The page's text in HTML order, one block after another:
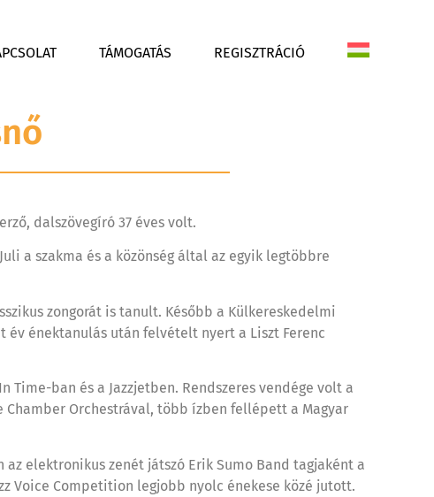
TÁMOGATÁS REGISZTRÁCIÓ
dalszövegíró 37 éves volt.
a szakma és a közönség által az egyik legtöbbre
zongorát is tanult. Később a Külkereskedelmi
énektanulás után felvételt nyert a Liszt Ferenc
ban és a Jazzjetben. Rendszeres vendége volt a
Chamber Orchestrával, több ízben fellépett a Magyar
elektronikus zenét játszó Erik Sumo Band tagjaként a
Voice Competition legjobb nyolc énekese közé jutott.